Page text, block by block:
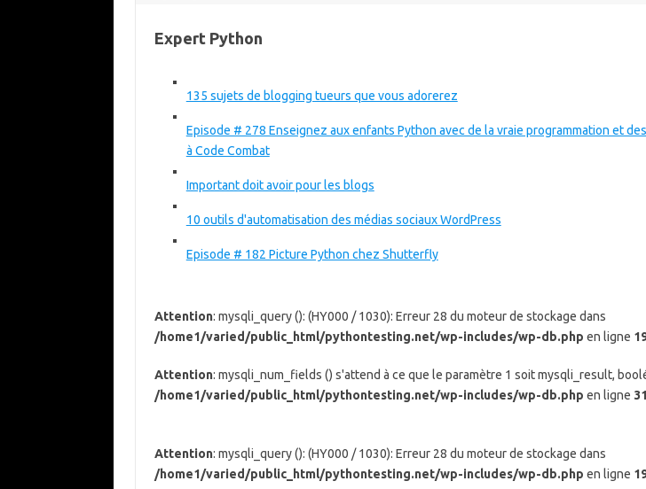
Expert Python
135 sujets de blogging tueurs que vous adorerez
Episode # 278 Enseignez aux enfants Python avec de la vraie programmation et
à Code Combat
Important doit avoir pour les blogs
10 outils d'automatisation des médias sociaux WordPress
Episode # 182 Picture Python chez Shutterfly
Attention: mysqli_query (): (HY000 / 1030): Erreur 28 du moteur de stockage dans
/home1/varied/public_html/pythontesting.net/wp-includes/wp-db.php en ligne
Attention: mysqli_num_fields () s'attend à ce que le paramètre 1 soit mysqli_result,
/home1/varied/public_html/pythontesting.net/wp-includes/wp-db.php en ligne
Attention: mysqli_query (): (HY000 / 1030): Erreur 28 du moteur de stockage dans
/home1/varied/public_html/pythontesting.net/wp-includes/wp-db.php en ligne